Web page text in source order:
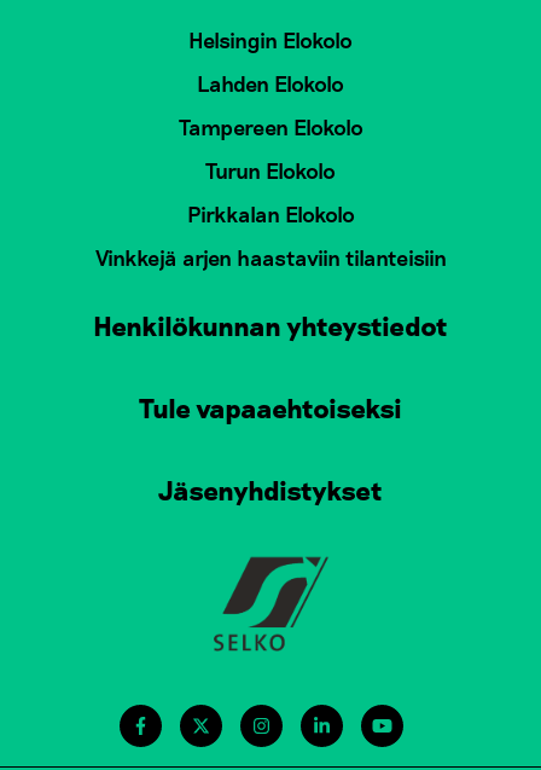
Helsingin Elokolo
Lahden Elokolo
Tampereen Elokolo
Turun Elokolo
Pirkkalan Elokolo
Vinkkejä arjen haastaviin tilanteisiin
Henkilökunnan yhteystiedot
Tule vapaaehtoiseksi
Jäsenyhdistykset